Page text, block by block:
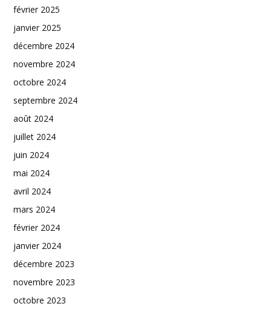
février 2025
janvier 2025
décembre 2024
novembre 2024
octobre 2024
septembre 2024
août 2024
juillet 2024
juin 2024
mai 2024
avril 2024
mars 2024
février 2024
janvier 2024
décembre 2023
novembre 2023
octobre 2023